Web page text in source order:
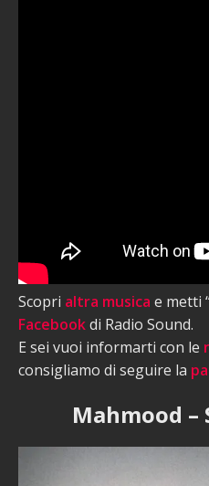
Scopri altra musica e metti
Facebookdi Radio Sound.
E sei vuoi informarti con le
consigliamo di seguire la
Mahmood